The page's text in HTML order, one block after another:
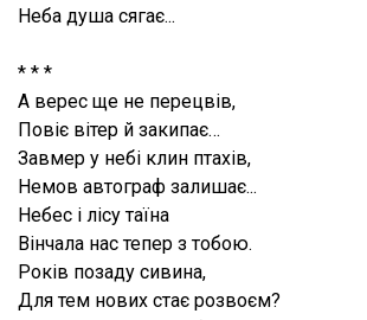
Неба душа сягає...
* * *
А верес ще не перецвів,
Повіє вітер й закипає…
Завмер у небі клин птахів,
Немов автограф залишає...
Небес і лісу таїна
Вінчала нас тепер з тобою.
Років позаду сивина,
Для тем нових стає розвоєм?